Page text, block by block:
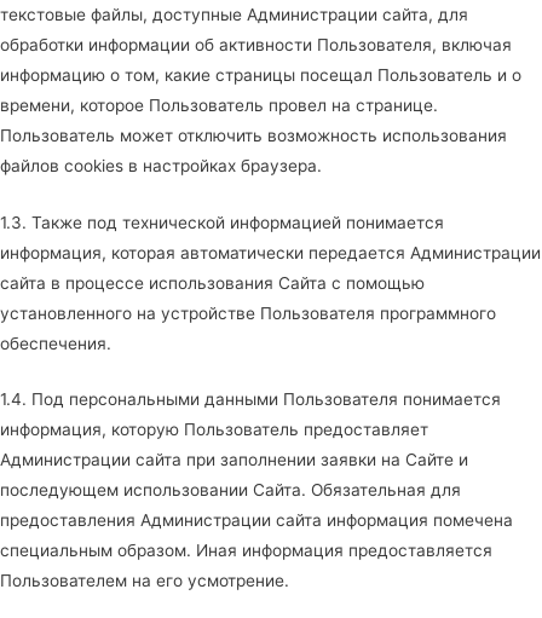
текстовые файлы, доступные Администрации сайта, для
обработки информации об активности Пользователя, включая
информацию о том, какие страницы посещал Пользователь и о
времени, которое Пользователь провел на странице.
Пользователь может отключить возможность использования
файлов cookies в настройках браузера.
1.3. Также под технической информацией понимается
информация, которая автоматически передается Администрации
сайта в процессе использования Сайта с помощью
установленного на устройстве Пользователя программного
обеспечения.
1.4. Под персональными данными Пользователя понимается
информация, которую Пользователь предоставляет
Администрации сайта при заполнении заявки на Сайте и
последующем использовании Сайта. Обязательная для
предоставления Администрации сайта информация помечена
специальным образом. Иная информация предоставляется
Пользователем на его усмотрение.